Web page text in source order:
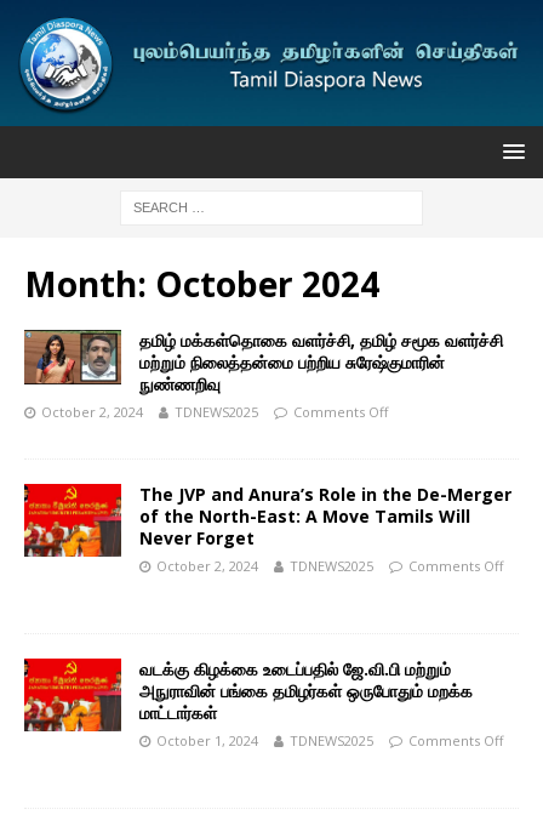
Month: October 2024
தமிழ் மக்கள்தொகை வளர்ச்சி, தமிழ் சமூக வளர்ச்சி
மற்றும் நிலைத்தன்மை பற்றிய சுரேஷ்குமாரின்
நுண்ணறிவு
October 2, 2024 TDNEWS2025 Comments Off
The JVP and Anura’s Role in the De-Merger
of the North-East: A Move Tamils Will
Never Forget
October 2, 2024 TDNEWS2025 Comments Off
வடக்கு கிழக்கை உடைப்பதில் ஜே.வி.பி மற்றும்
அநுராவின் பங்கை தமிழர்கள் ஒருபோதும் மறக்க
மாட்டார்கள்
October 1, 2024 TDNEWS2025 Comments Off